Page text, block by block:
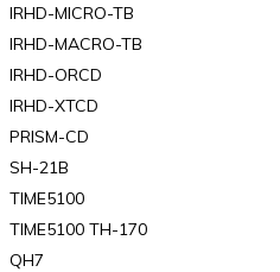
IRHD-MICRO-TB
IRHD-MACRO-TB
IRHD-ORCD
IRHD-XTCD
PRISM-CD
SH-21B
TIME5100
TIME5100 TH-170
QH7